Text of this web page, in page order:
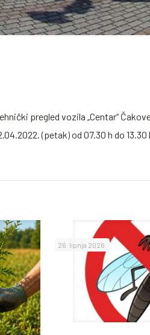
pregled vozila „Centar“
(petak) od 07.30 h do
26. lipnja 2026.